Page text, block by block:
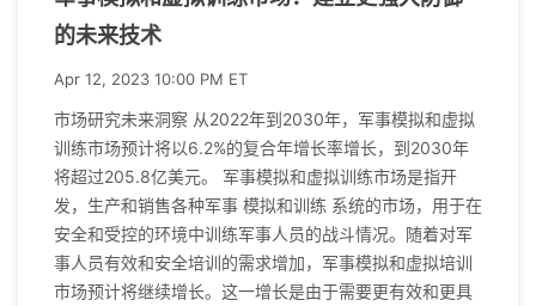
的未来技术
Apr 12, 2023 10:00 PM ET
市场研究未来洞察 从2022年到2030年，军事模拟和虚拟
训练市场预计将以6.2%的复合年增长率增长，到2030年
将超过205.8亿美元。 军事模拟和虚拟训练市场是指开
发，生产和销售各种军事 模拟和训练 系统的市场，用于在
安全和受控的环境中训练军事人员的战斗情况。随着对军
事人员有效和安全培训的需求增加，军事模拟和虚拟培训
市场预计将继续增长。这一增长是由于需要更有效和更具